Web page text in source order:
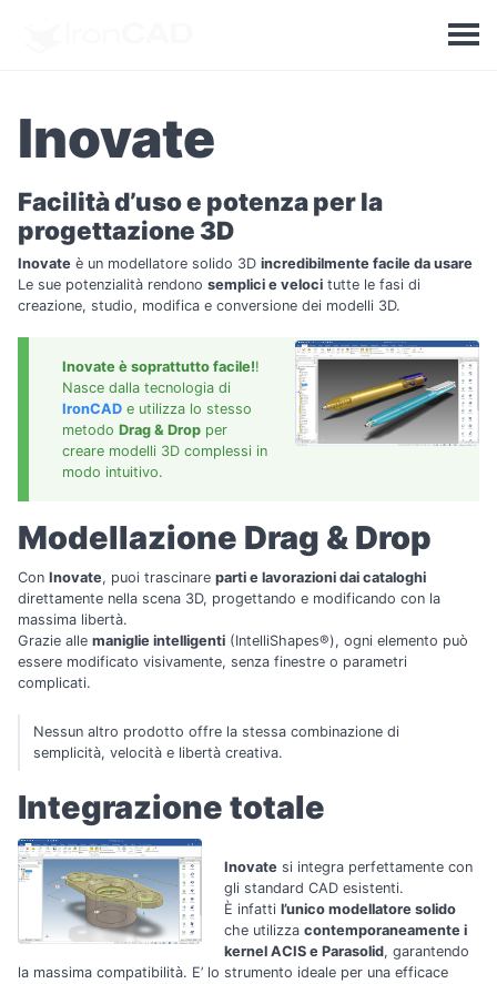
Inovate
Facilità d’uso e potenza per la
progettazione 3D
Inovate è un modellatore solido 3D incredibilmente facile da usare
Le sue potenzialità rendono semplici e veloci tutte le fasi di
creazione, studio, modifica e conversione dei modelli 3D.
Inovate è soprattutto facile!!
Nasce dalla tecnologia di
IronCAD e utilizza lo stesso
metodo Drag & Drop per
creare modelli 3D complessi in
modo intuitivo.
Modellazione Drag & Drop
Con Inovate, puoi trascinare parti e lavorazioni dai cataloghi
direttamente nella scena 3D, progettando e modificando con la
massima libertà.
Grazie alle maniglie intelligenti (IntelliShapes®), ogni elemento può
essere modificato visivamente, senza finestre o parametri
complicati.
Nessun altro prodotto offre la stessa combinazione di
semplicità, velocità e libertà creativa.
Integrazione totale
Inovatesi integra perfettamente con
gli standard CAD esistenti.
È infatti l’unico modellatore solido
che utilizza contemporaneamente i
kernel ACIS e Parasolid, garantendo
la massima compatibilità. E’ lo strumento ideale per una efficace